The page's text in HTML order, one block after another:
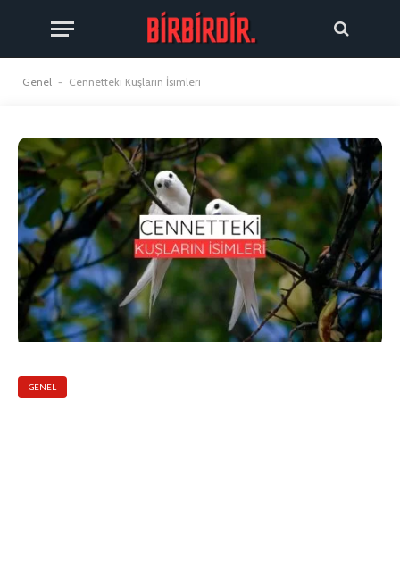
Genel - Cennetteki Kuşların İsimleri
GENEL